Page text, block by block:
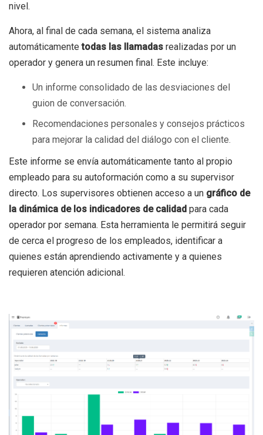
nivel.
Ahora, al final de cada semana, el sistema analiza
automáticamentetodas las llamadas realizadas por un
operador y genera un resumen final. Este incluye:
Un informe consolidado de las desviaciones del
guion de conversación.
Recomendaciones personales y consejos prácticos
para mejorar la calidad del diálogo con el cliente.
Este informe se envía automáticamente tanto al propio
empleado para su autoformación como a su supervisor
directo. Los supervisores obtienen acceso a un gráfico de
la dinámica de los indicadores de calidad para cada
operador por semana. Esta herramienta le permitirá seguir
de cerca el progreso de los empleados, identificar a
quienes están aprendiendo activamente y a quienes
requieren atención adicional.